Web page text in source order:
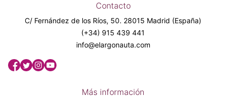
Contacto
C/ Fernández de los Ríos, 50. 28015 Madrid (España)
(+34) 915 439 441
info@elargonauta.com
Más información